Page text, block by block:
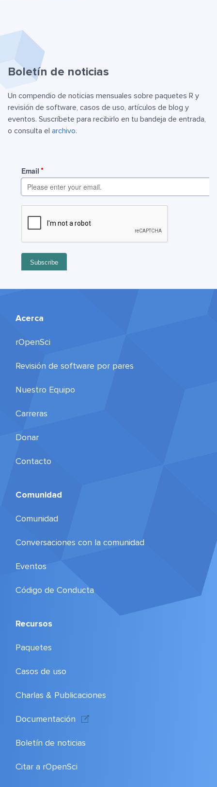
Boletín de noticias
Un compendio de noticias mensuales sobre paquetes R y
revisión de software, casos de uso, artículos de blog y
eventos. Suscríbete para recibirlo en tu bandeja de entrada,
o consulta el archivo.
Acerca
rOpenSci
Revisión de software por pares
Nuestro Equipo
Carreras
Donar
Contacto
Comunidad
Comunidad
Conversaciones con la comunidad
Eventos
Código de Conducta
Recursos
Paquetes
Casos de uso
Charlas & Publicaciones
Documentación
Boletín de noticias
Citar a rOpenSci